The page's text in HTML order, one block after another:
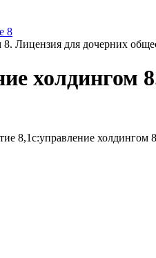
8
Лицензия для дочерних
холдингом